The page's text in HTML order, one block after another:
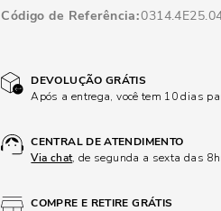
Código de Referência
DEVOLUÇÃO GRÁTIS
Após a entrega, você tem 10 dias
CENTRAL DE ATENDIMENTO
Via chat, de segunda a sexta das
COMPRE E RETIRE GRÁTIS